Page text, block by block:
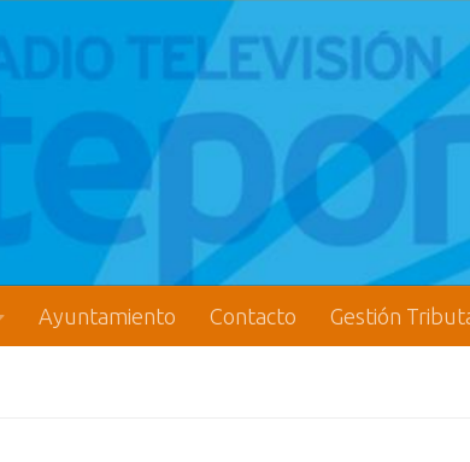
Ayuntamiento Contacto Gestión